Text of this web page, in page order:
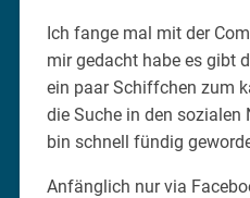
Ich fange mal mit der
mir gedacht habe es gibt
ein paar Schiffchen zum
die Suche in den sozialen
bin schnell fündig
Anfänglich nur via